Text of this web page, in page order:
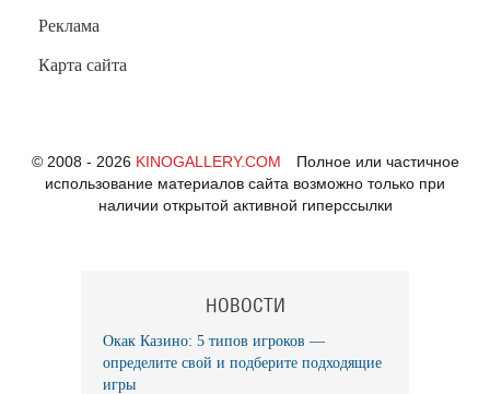
НОВОСТИ
Окак Казино: 5 типов игроков —
определите свой и подберите подходящие
игры
Реклама
Карта сайта
© 2008 - 2026 KINOGALLERY.COM
Полное или частичное
использование материалов сайта возможно только при
наличии открытой активной гиперссылки